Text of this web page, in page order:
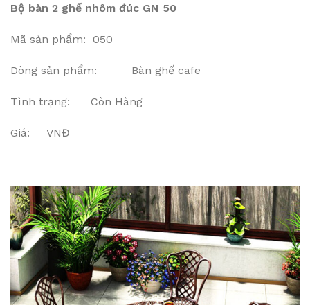
Bộ bàn 2 ghế nhôm đúc GN 50
Mã sản phẩm: 050
Dòng sản phẩm: Bàn ghế cafe
Tình trạng: Còn Hàng
Giá: VNĐ